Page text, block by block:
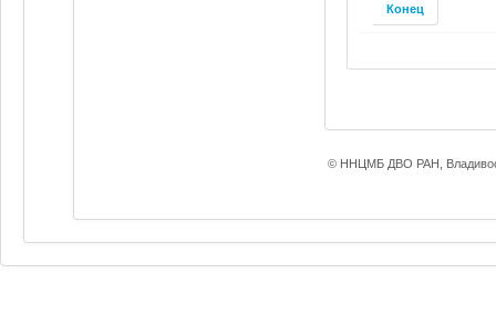
Конец
© ННЦМБ ДВО РАН,